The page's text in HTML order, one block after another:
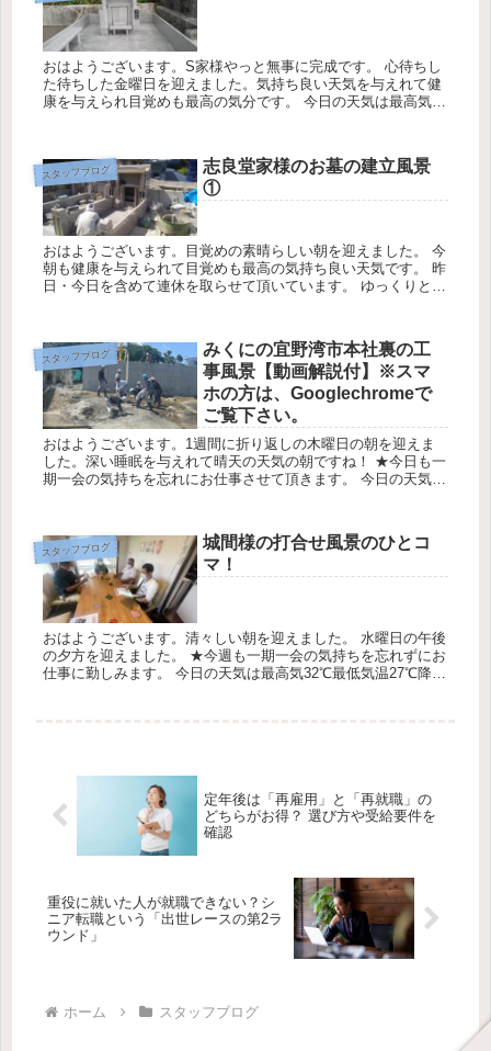
おはようございます。S家様やっと無事に完成です。 心待ちし
た待ちした金曜日を迎えました。気持ち良い天気を与えれて健
康を与えられ目覚めも最高の気分です。 今日の天気は最高気温
スタッフブログ
志良堂家様のお墓の建立風景
①
おはようございます。目覚めの素晴らしい朝を迎えました。 今
朝も健康を与えられて目覚めも最高の気持ち良い天気です。 昨
日・今日を含めて連休を取らせて頂いています。 ゆっくりと至
スタッフブログ
みくにの宜野湾市本社裏の工
事風景【動画解説付】※スマ
ホの方は、Googlechromeで
ご覧下さい。
おはようございます。1週間に折り返しの木曜日の朝を迎えま
した。深い睡眠を与えれて晴天の天気の朝ですね！ ★今日も一
期一会の気持ちを忘れにお仕事させて頂きます。 今日の天気は
スタッフブログ
城間様の打合せ風景のひとコ
マ！
おはようございます。清々しい朝を迎えました。 水曜日の午後
の夕方を迎えました。 ★今週も一期一会の気持ちを忘れずにお
仕事に勤しみます。 今日の天気は最高気32℃最低気温27℃降水
定年後は「再雇用」と「再就職」の
どちらがお得？ 選び方や受給要件を
確認
重役に就いた人が就職できない？シ
ニア転職という「出世レースの第2ラ
ウンド」
ホーム スタッフブログ